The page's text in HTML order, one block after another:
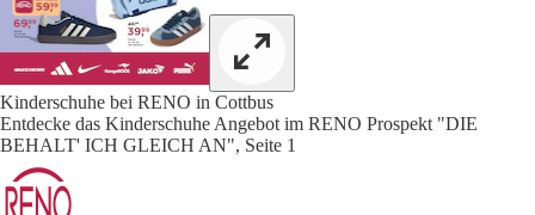
Kinderschuhe bei RENO in Cottbus
Entdecke das Kinderschuhe Angebot im RENO Prospekt "DIE
BEHALT' ICH GLEICH AN", Seite 1